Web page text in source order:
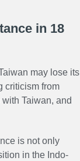
in 18
may lose its
criticism from
Taiwan, and
is not only
in the Indo-